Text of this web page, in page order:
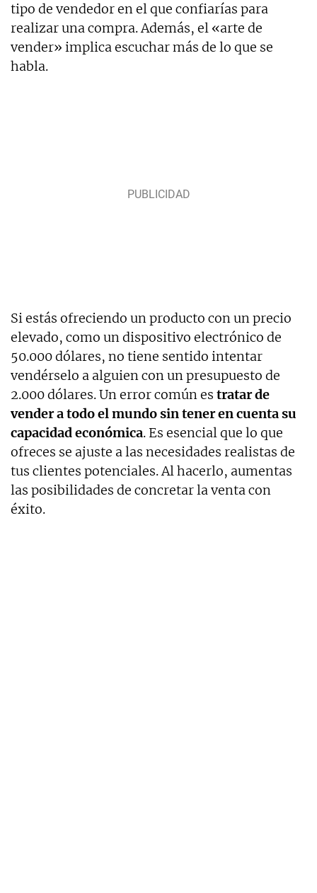
tipo de vendedor en el que confiarías para
realizar una compra. Además, el «arte de
vender» implica escuchar más de lo que se
habla.
Si estás ofreciendo un producto con un precio
elevado, como un dispositivo electrónico de
50.000 dólares, no tiene sentido intentar
vendérselo a alguien con un presupuesto de
2.000 dólares. Un error común es tratar de
vender a todo el mundo sin tener en cuenta su
capacidad económica. Es esencial que lo que
ofreces se ajuste a las necesidades realistas de
tus clientes potenciales. Al hacerlo, aumentas
las posibilidades de concretar la venta con
éxito.